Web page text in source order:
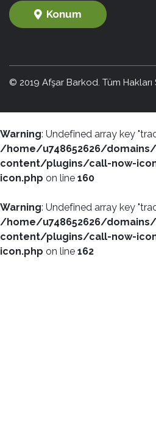
Konum
© 2019 Afşar Barkod. Tüm Hakları
Warning: Undefined array key
/home/u748652626/
content/plugins/call-now-
icon.php on line 160
Warning: Undefined array key
/home/u748652626/
content/plugins/call-now-
icon.php on line 162